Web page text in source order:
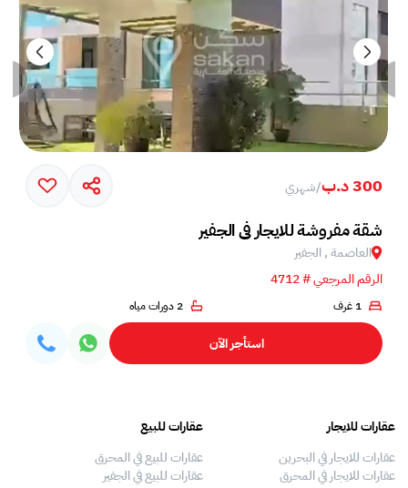
300 د.ب /شهري
شقة مفروشة للايجار في الجفير
العاصمة , الجفير
الرقم المرجعي # 4712
1 غرف 2 دورات مياه
استأجر الآن
عقارات للايجار
عقارات للايجار في البحرين
عقارات للايجار في المحرق
عقارات للبيع
عقارات للبيع في المحرق
عقارات للبيع في الجفير